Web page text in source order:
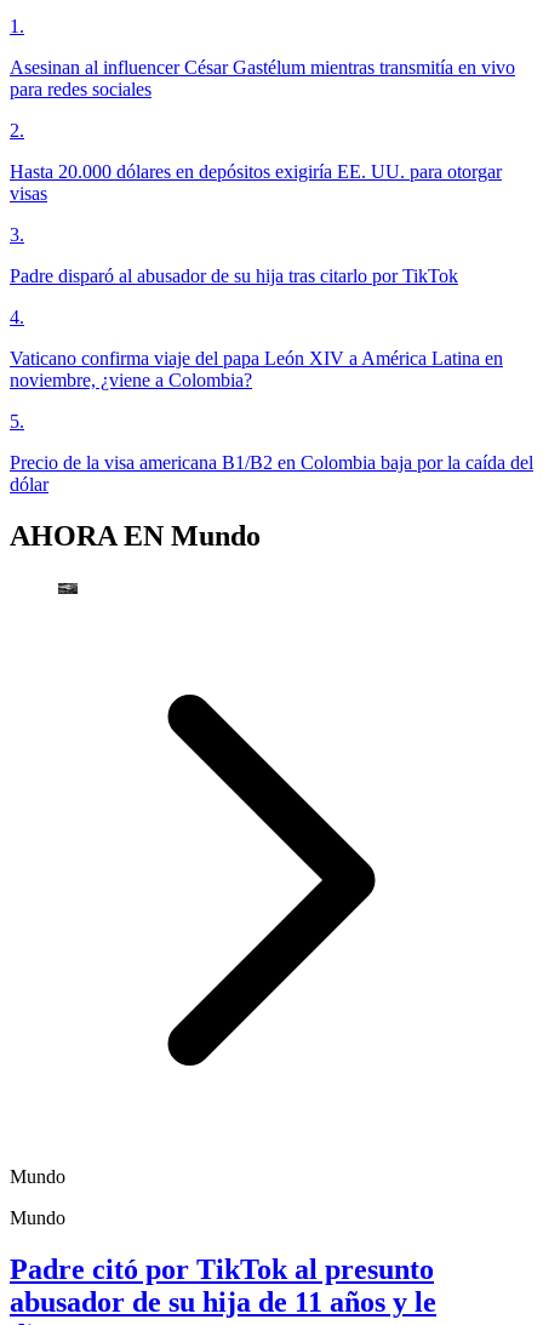
1 .
Asesinan al influencer César Gastélum mientras transmitía en vivo
para redes sociales
2.
Hasta 20.000 dólares en depósitos exigiría EE. UU. para otorgar
visas
3.
Padre disparó al abusador de su hija tras citarlo por TikTok
4.
Vaticano confirma viaje del papa León XIV a América Latina en
noviembre, ¿viene a Colombia?
5.
Precio de la visa americana B1/B2 en Colombia baja por la caída del
dólar
AHORA EN Mundo
Mundo
Mundo
Padre citó por TikTok al presunto
abusador de su hija de 11 años y le